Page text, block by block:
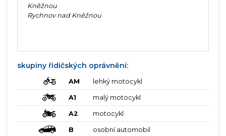
Kněžnou
Rychnov nad Kněžnou
skupiny řidičských oprávnění:
AM lehký motocykl
A1 malý motocykl
A2 motocykl
B osobní automobil